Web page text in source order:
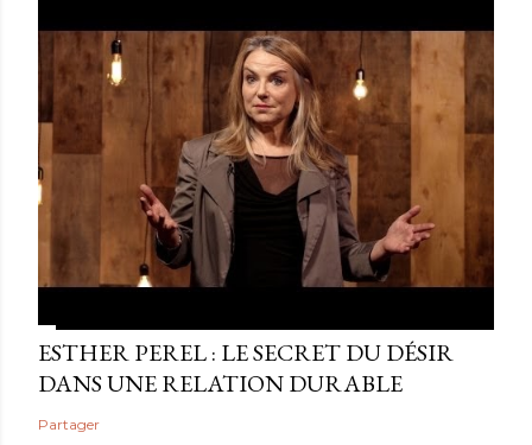
ESTHER PEREL : LE SECRET DU DÉSIR
DANS UNE RELATION DURABLE
Partager